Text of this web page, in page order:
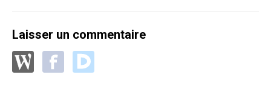
Laisser un commentaire